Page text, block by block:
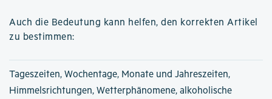
Auch die Bedeutung kann helfen, den korrekten Artikel
zu bestimmen:
Tageszeiten, Wochentage, Monate und Jahreszeiten,
Himmelsrichtungen, Wetterphänomene, alkoholische